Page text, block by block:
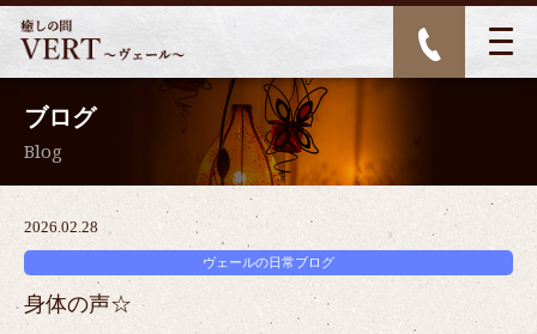
ブログ
Blog
2026.02.28
ヴェールの日常ブログ
身体の声☆